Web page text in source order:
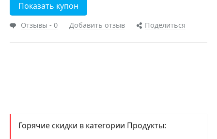
Показать купон
Отзывы - 0 Добавить отзыв Поделиться
Горячие скидки в категории Продукты: